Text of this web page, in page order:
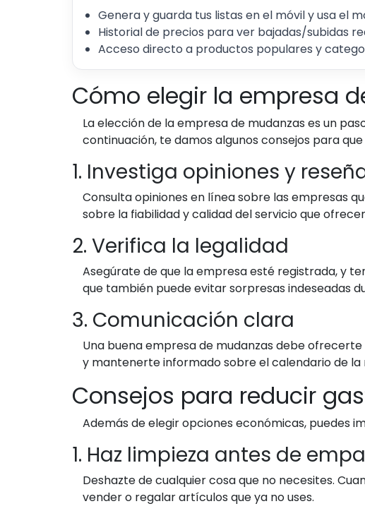
Genera y guarda tus listas en el móvil y usa el
Historial de precios para ver bajadas/subidas
Acceso directo a productos populares y
Cómo elegir la empresa
La elección de la empresa de mudanzas es un
continuación, te damos algunos consejos para
1. Investiga opiniones y
Consulta opiniones en línea sobre las empresas
sobre la fiabilidad y calidad del servicio que
2. Verifica la legalidad
Asegúrate de que la empresa esté registrada, y
que también puede evitar sorpresas indeseadas
3. Comunicación clara
Una buena empresa de mudanzas debe
y mantenerte informado sobre el calendario de la
Consejos para reducir
Además de elegir opciones económicas, puedes
1. Haz limpieza antes de
Deshazte de cualquier cosa que no necesites.
vender o regalar artículos que ya no uses.